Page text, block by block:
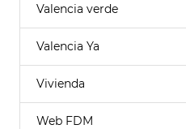
Valencia verde
Valencia Ya
Vivienda
Web FDM